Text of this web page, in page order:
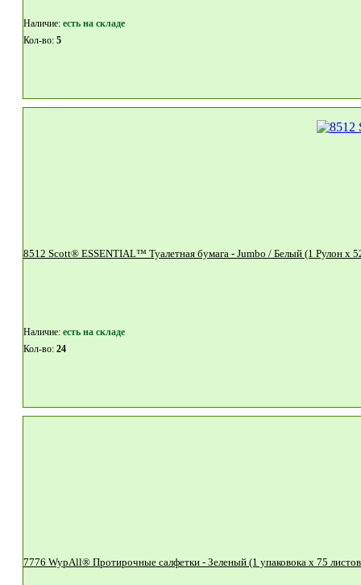
Наличие: eсть на складе
Кол-во: 5
Наличие: eсть на складе
Кол-во: 24